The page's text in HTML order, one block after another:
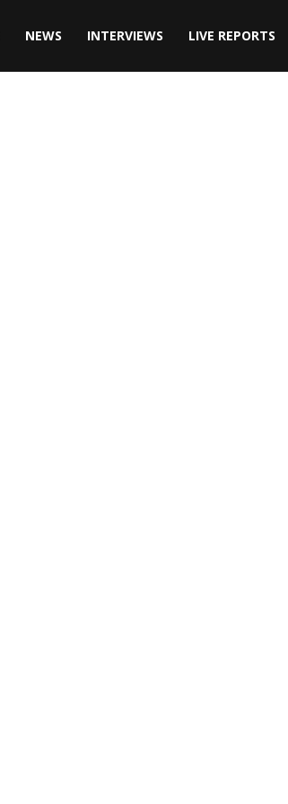
NEWS INTERVIEWS LIVE REPORTS